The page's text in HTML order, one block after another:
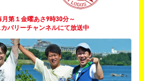
月第１金曜あさ9時30分～
バリーチャンネルにて放送中